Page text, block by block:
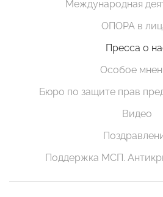
Международная
ОПОРА в
Пресса о
Особое
Бюро по защите прав
Видео
Поддержка МСП.